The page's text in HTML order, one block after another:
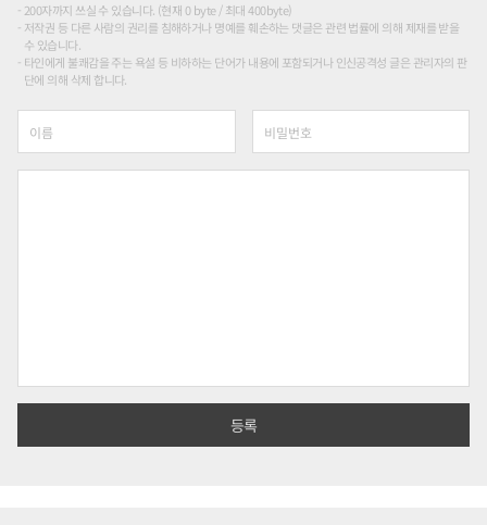
200자까지 쓰실 수 있습니다. (현재 0 byte / 최대 400byte)
저작권 등 다른 사람의 권리를 침해하거나 명예를 훼손하는 댓글은 관련 법률에 의해 제재를 받을
수 있습니다.
타인에게 불쾌감을 주는 욕설 등 비하하는 단어가 내용에 포함되거나 인신공격성 글은 관리자의 판
단에 의해 삭제 합니다.